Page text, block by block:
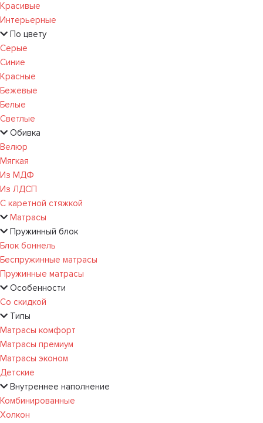
Красивые
Интерьерные
По цвету
Серые
Синие
Красные
Бежевые
Белые
Светлые
Обивка
Велюр
Мягкая
Из МДФ
Из ЛДСП
С каретной стяжкой
Матрасы
Пружинный блок
Блок боннель
Беспружинные матрасы
Пружинные матрасы
Особенности
Со скидкой
Типы
Матрасы комфорт
Матрасы премиум
Матрасы эконом
Детские
Внутреннее наполнение
Комбинированные
Холкон